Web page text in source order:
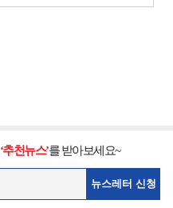
‘추천뉴스’를 받아보세요~
뉴스레터 신청